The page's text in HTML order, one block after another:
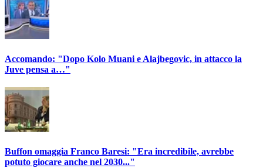
Accomando: "Dopo Kolo Muani e Alajbegovic, in attacco la
Juve pensa a…"
Buffon omaggia Franco Baresi: "Era incredibile, avrebbe
potuto giocare anche nel 2030..."